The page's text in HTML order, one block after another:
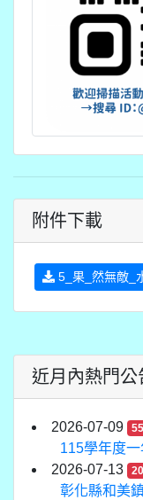
附件下載
5_果_然無敵_
近月內熱門公
2026-07-09
115學年度
2026-07-13
彰化縣和美